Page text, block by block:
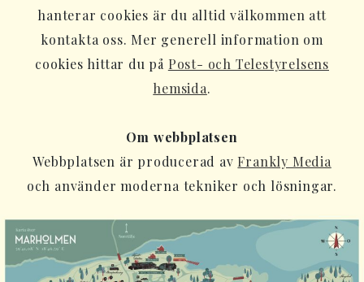
hanterar cookies är du alltid välkommen att
kontakta oss. Mer generell information om
cookies hittar du på Post- och Telestyrelsens
hemsida.
Om webbplatsen
Webbplatsen är producerad av Frankly Media
och använder moderna tekniker och lösningar.